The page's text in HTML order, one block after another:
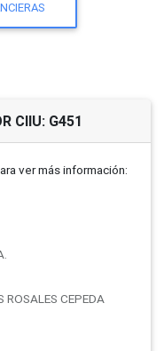
CIIU: G451
ver más información:
ROSALES CEPEDA